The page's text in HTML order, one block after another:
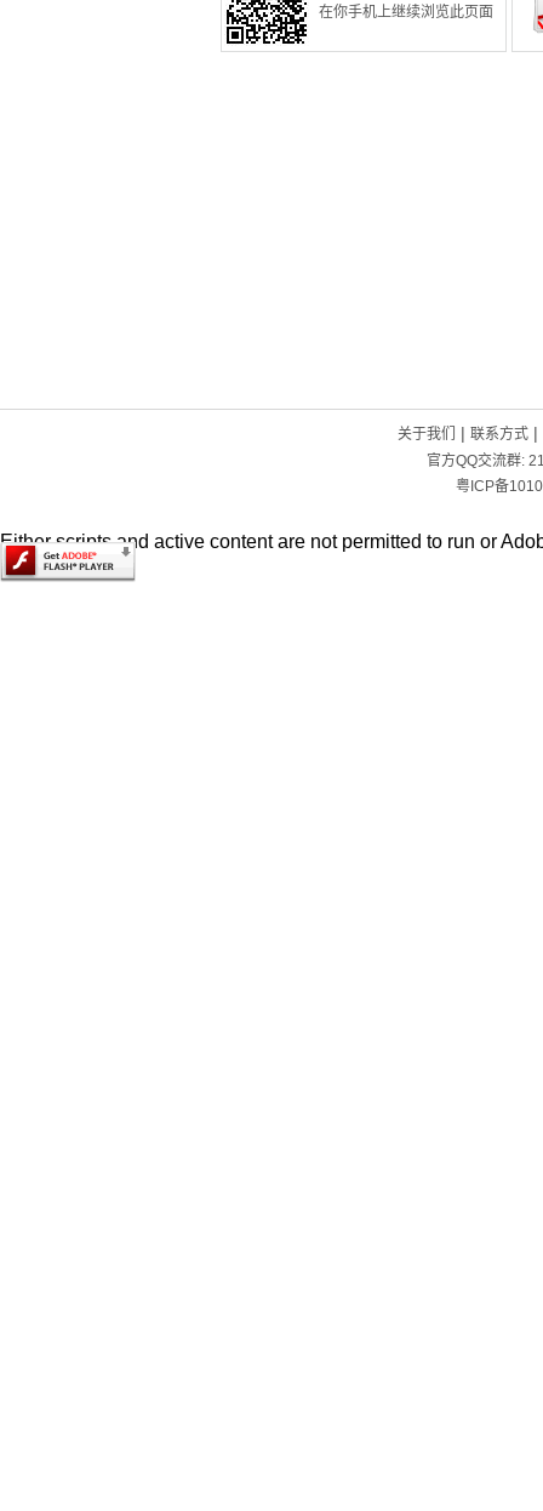
在你手机上继续浏览此页面
关于我们 | 联系方式|
官方QQ交流群:
粤ICP备
Either scripts and active content are not permitted to run or